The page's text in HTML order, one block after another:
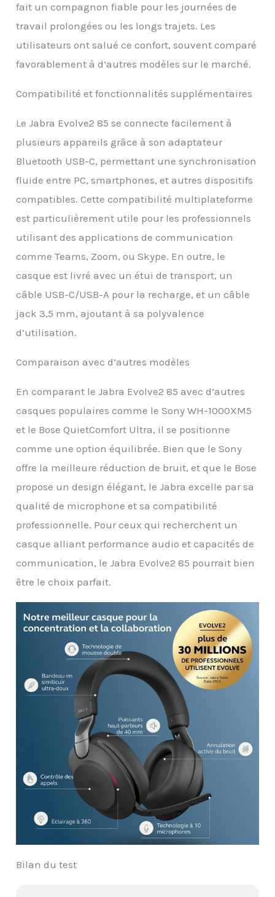
fait un compagnon fiable pour les journées de
travail prolongées ou les longs trajets. Les
utilisateurs ont salué ce confort, souvent comparé
favorablement à d’autres modèles sur le marché.
Compatibilité et fonctionnalités supplémentaires
Le Jabra Evolve2 85 se connecte facilement à
plusieurs appareils grâce à son adaptateur
Bluetooth USB-C, permettant une synchronisation
fluide entre PC, smartphones, et autres dispositifs
compatibles. Cette compatibilité multiplateforme
est particulièrement utile pour les professionnels
utilisant des applications de communication
comme Teams, Zoom, ou Skype. En outre, le
casque est livré avec un étui de transport, un
câble USB-C/USB-A pour la recharge, et un câble
jack 3,5 mm, ajoutant à sa polyvalence
d’utilisation.
Comparaison avec d’autres modèles
En comparant le Jabra Evolve2 85 avec d’autres
casques populaires comme le Sony WH-1000XM5
et le Bose QuietComfort Ultra, il se positionne
comme une option équilibrée. Bien que le Sony
offre la meilleure réduction de bruit, et que le Bose
propose un design élégant, le Jabra excelle par sa
qualité de microphone et sa compatibilité
professionnelle. Pour ceux qui recherchent un
casque alliant performance audio et capacités de
communication, le Jabra Evolve2 85 pourrait bien
être le choix parfait.
Bilan du test